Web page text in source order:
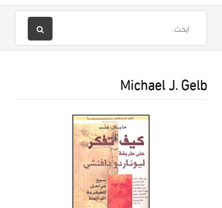
Michael J. Gelb